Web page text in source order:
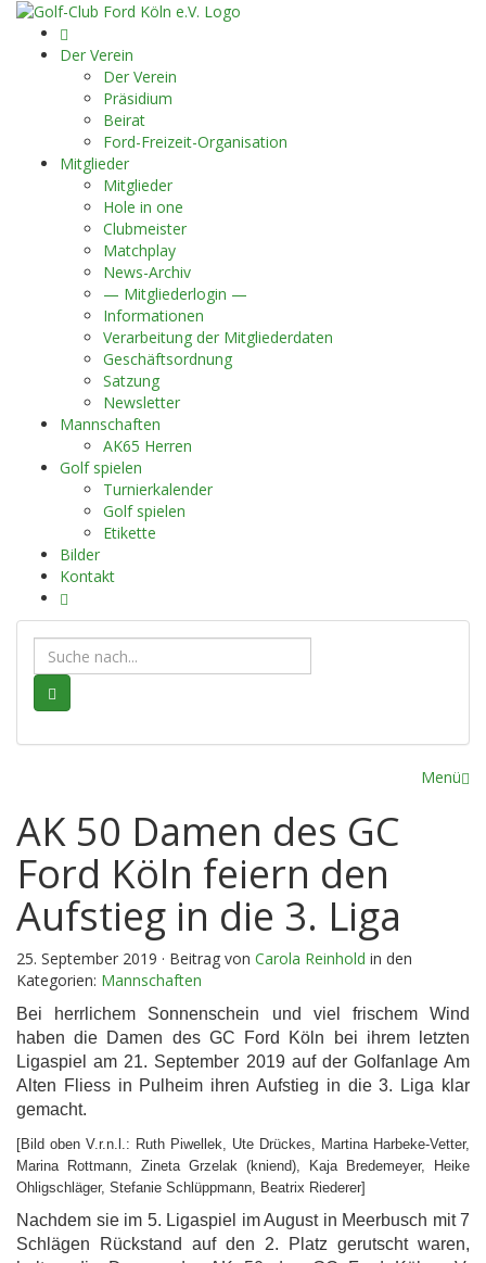
Der Verein
Der Verein
Präsidium
Beirat
Ford-Freizeit-Organisation
Mitglieder
Mitglieder
Hole in one
Clubmeister
Matchplay
News-Archiv
— Mitgliederlogin —
Informationen
Verarbeitung der Mitgliederdaten
Geschäftsordnung
Satzung
Newsletter
Mannschaften
AK65 Herren
Golf spielen
Turnierkalender
Golf spielen
Etikette
Bilder
Kontakt
Menü
AK 50 Damen des GC
Ford Köln feiern den
Aufstieg in die 3. Liga
25. September 2019 · Beitrag von Carola Reinhold in den
Kategorien: Mannschaften
Bei herrlichem Sonnenschein und viel frischem Wind
haben die Damen des GC Ford Köln bei ihrem letzten
Ligaspiel am 21. September 2019 auf der Golfanlage Am
Alten Fliess in Pulheim ihren Aufstieg in die 3. Liga klar
gemacht.
[Bild oben V.r.n.l.: Ruth Piwellek, Ute Drückes, Martina Harbeke-Vetter,
Marina Rottmann, Zineta Grzelak (kniend), Kaja Bredemeyer, Heike
Ohligschläger, Stefanie Schlüppmann, Beatrix Riederer]
Nachdem sie im 5. Ligaspiel im August in Meerbusch mit 7
Schlägen Rückstand auf den 2. Platz gerutscht waren,